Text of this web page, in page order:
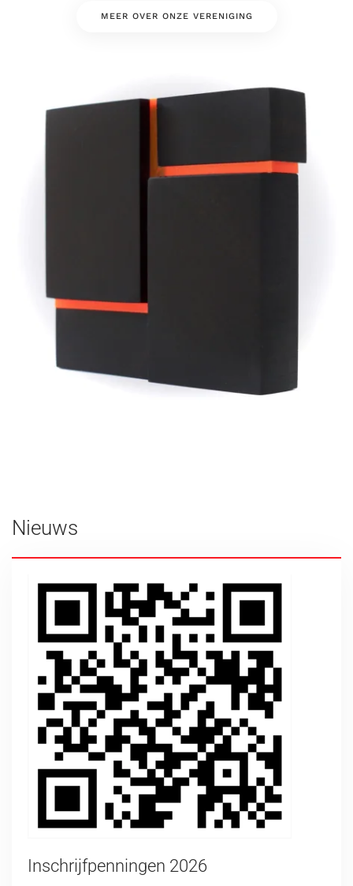
MEER OVER ONZE VERENIGING
Nieuws
Inschrijfpenningen 2026